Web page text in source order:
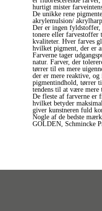
hurtigt mister
De unikke rene
akrylemulsion/
Der er ingen fyldstoffer,
tonere eller farvestoffer
kvaliteter. Hver farves
hvilket pigment, der er
Farverne tager
natur. Farver, der
tørrer til en mere
der er mere reaktive, og
pigmentindhold, tørrer
tendens til at være mere
De fleste af farverne er
hvilket betyder
giver kunstneren fuld
Nogle af de bedste
GOLDEN, Schmincke